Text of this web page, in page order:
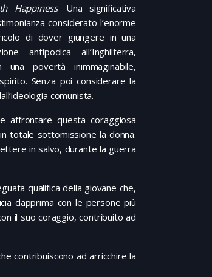
Happiness. Una significativa
considerato l’enorme
di dover giungere in una
antipodica all’Inghilterra,
una povertà inimmaginabile,
Senza poi considerare la
comunista.
questa coraggiosa
totale sottomissione la donna.
in salvo, durante la guerra
qualifica della giovane che,
dapprima con le persone più
il suo coraggio, contribuito ad
contribuiscono ad arricchire la